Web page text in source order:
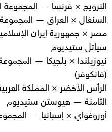
النرويج × فرنسا —
السنغال × العراق —
مصر × جمهورية إيران
سياتل ستيديوم
نيوزيلندا × بلجيكا —
(فانكوفر)
الرأس الأخضر × المملكة
الثامنة — هيوستن ستيديوم
أوروغواي × إسبانيا —